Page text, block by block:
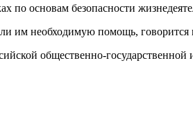
основам безопасности
им необходимую помощь, говорится
общественно-